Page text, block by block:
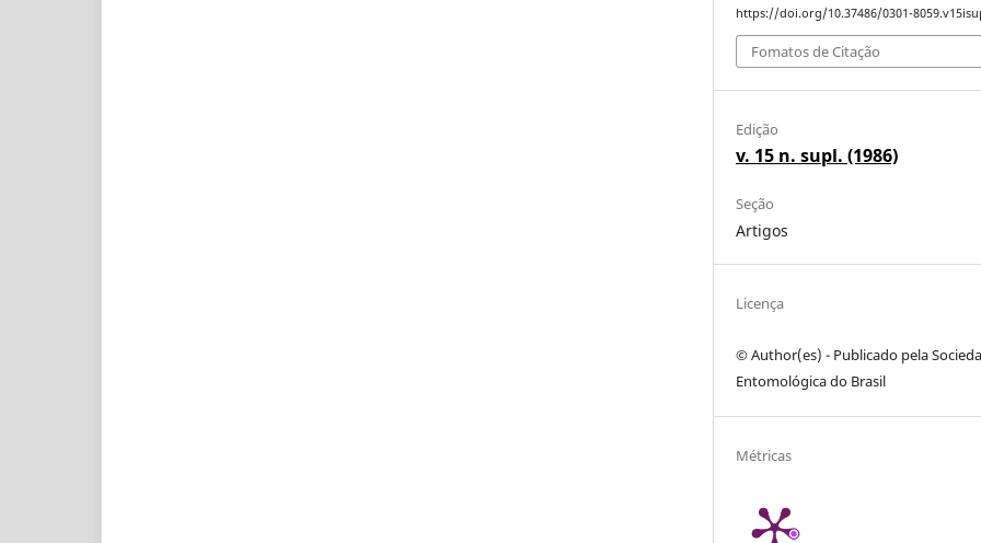
https://doi.org/10.37486/0301-
Fomatos de Citação
Edição
v. 15 n. supl. (1986)
Seção
Artigos
Licença
© Author(es) - Publicado pela
Entomológica do Brasil
Métricas